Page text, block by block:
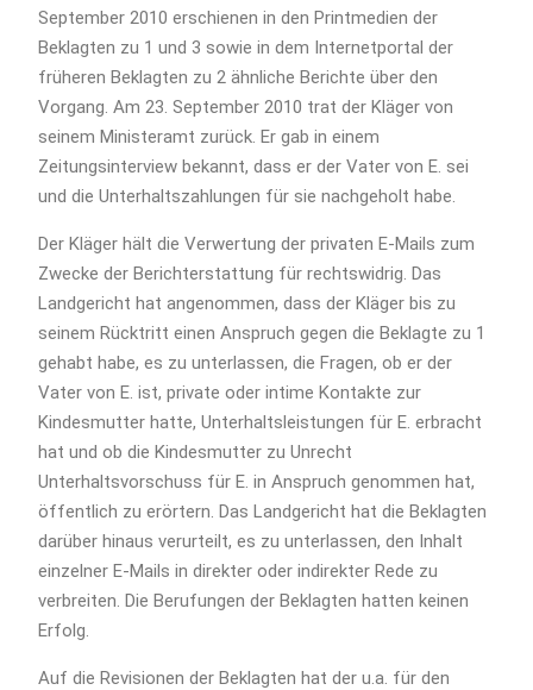
September 2010 erschienen in den Printmedien der
Beklagten zu 1 und 3 sowie in dem Internetportal der
früheren Beklagten zu 2 ähnliche Berichte über den
Vorgang. Am 23. September 2010 trat der Kläger von
seinem Ministeramt zurück. Er gab in einem
Zeitungsinterview bekannt, dass er der Vater von E. sei
und die Unterhaltszahlungen für sie nachgeholt habe.
Der Kläger hält die Verwertung der privaten E-Mails zum
Zwecke der Berichterstattung für rechtswidrig. Das
Landgericht hat angenommen, dass der Kläger bis zu
seinem Rücktritt einen Anspruch gegen die Beklagte zu 1
gehabt habe, es zu unterlassen, die Fragen, ob er der
Vater von E. ist, private oder intime Kontakte zur
Kindesmutter hatte, Unterhaltsleistungen für E. erbracht
hat und ob die Kindesmutter zu Unrecht
Unterhaltsvorschuss für E. in Anspruch genommen hat,
öffentlich zu erörtern. Das Landgericht hat die Beklagten
darüber hinaus verurteilt, es zu unterlassen, den Inhalt
einzelner E-Mails in direkter oder indirekter Rede zu
verbreiten. Die Berufungen der Beklagten hatten keinen
Erfolg.
Auf die Revisionen der Beklagten hat der u.a. für den